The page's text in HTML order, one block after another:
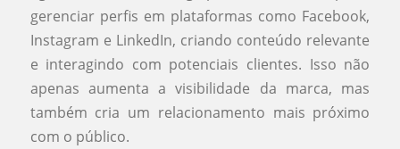
gerenciar perfis em plataformas como Facebook,
Instagram e LinkedIn, criando conteúdo relevante
e interagindo com potenciais clientes. Isso não
apenas aumenta a visibilidade da marca, mas
também cria um relacionamento mais próximo
com o público.